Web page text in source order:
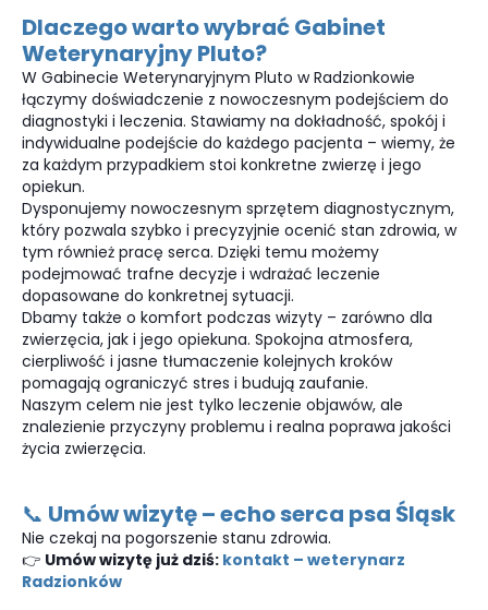
Dlaczego warto wybrać Gabinet
Weterynaryjny Pluto?
W Gabinecie Weterynaryjnym Pluto w Radzionkowie
łączymy doświadczenie z nowoczesnym podejściem do
diagnostyki i leczenia. Stawiamy na dokładność, spokój i
indywidualne podejście do każdego pacjenta – wiemy, że
za każdym przypadkiem stoi konkretne zwierzę i jego
opiekun.
Dysponujemy nowoczesnym sprzętem diagnostycznym,
który pozwala szybko i precyzyjnie ocenić stan zdrowia, w
tym również pracę serca. Dzięki temu możemy
podejmować trafne decyzje i wdrażać leczenie
dopasowane do konkretnej sytuacji.
Dbamy także o komfort podczas wizyty – zarówno dla
zwierzęcia, jak i jego opiekuna. Spokojna atmosfera,
cierpliwość i jasne tłumaczenie kolejnych kroków
pomagają ograniczyć stres i budują zaufanie.
Naszym celem nie jest tylko leczenie objawów, ale
znalezienie przyczyny problemu i realna poprawa jakości
życia zwierzęcia.
📞 Umów wizytę – echo serca psa Śląsk
Nie czekaj na pogorszenie stanu zdrowia.
👉 Umów wizytę już dziś: kontakt – weterynarz
Radzionków